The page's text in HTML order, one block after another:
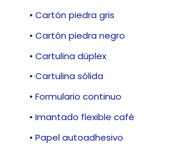
• Cartón piedra gris
• Cartón piedra negro
• Cartulina dúplex
• Cartulina sólida
• Formulario continuo
• Imantado flexible café
• Papel autoadhesivo